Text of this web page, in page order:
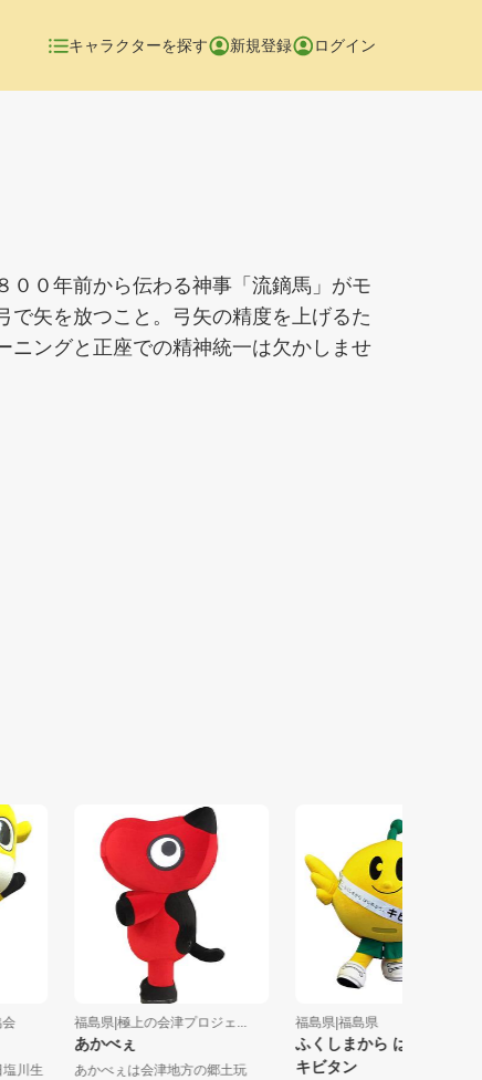
キャラクターを探す 新規登録 ログイン
００年前から伝わる神事「流鏑馬」がモ
で矢を放つこと。弓矢の精度を上げるた
ニングと正座での精神統一は欠かしませ
協会
日塩川生
福島県|極上の会津プロジェ...
あかべぇ
あかべぇは会津地方の郷土玩
福島県|福島県
ふくしまから はじめ
キビタン